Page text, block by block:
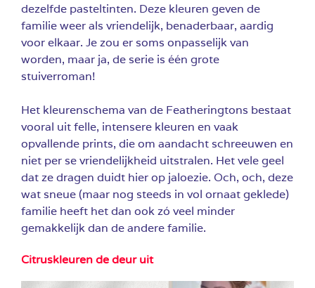
dezelfde pasteltinten. Deze kleuren geven de
familie weer als vriendelijk, benaderbaar, aardig
voor elkaar. Je zou er soms onpasselijk van
worden, maar ja, de serie is één grote
stuiverroman!
Het kleurenschema van de Featheringtons bestaat
vooral uit felle, intensere kleuren en vaak
opvallende prints, die om aandacht schreeuwen en
niet per se vriendelijkheid uitstralen. Het vele geel
dat ze dragen duidt hier op jaloezie. Och, och, deze
wat sneue (maar nog steeds in vol ornaat geklede)
familie heeft het dan ook zó veel minder
gemakkelijk dan de andere familie.
Citruskleuren de deur uit